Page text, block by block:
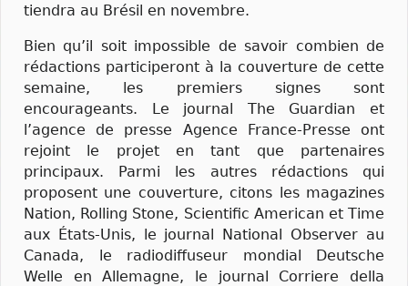
tiendra au Brésil en novembre.
Bien qu’il soit impossible de savoir combien de
rédactions participeront à la couverture de cette
semaine, les premiers signes sont
encourageants. Le journal The Guardian et
l’agence de presse Agence France-Presse ont
rejoint le projet en tant que partenaires
principaux. Parmi les autres rédactions qui
proposent une couverture, citons les magazines
Nation, Rolling Stone, Scientific American et Time
aux États-Unis, le journal National Observer au
Canada, le radiodiffuseur mondial Deutsche
Welle en Allemagne, le journal Corriere della